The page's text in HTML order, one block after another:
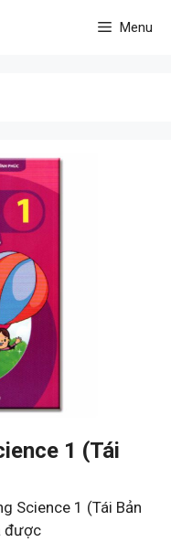
Menu
1 (Tái
Science 1 (Tái Bản
được